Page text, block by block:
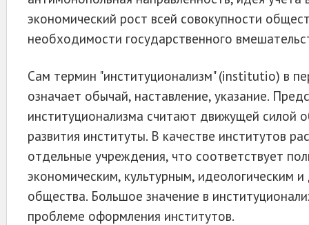
экономический рост всей совокупности
необходимости государственного
Сам термин "институционализм" (institutio) в
означает обычай, наставление, указание.
институционализма считают движущей силой
развития институ­ты. В качестве институтов
отдельные учреждения, что соответствует
экономическим, культурным, идеологиче­ским
общества. Большое значение в
проблеме оформле­ния институтов.